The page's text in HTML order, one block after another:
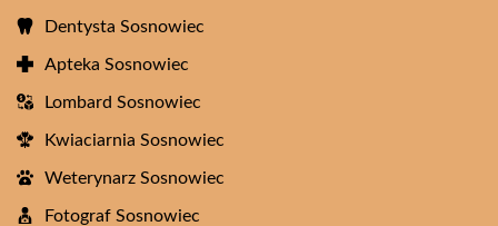
Dentysta Sosnowiec
Apteka Sosnowiec
Lombard Sosnowiec
Kwiaciarnia Sosnowiec
Weterynarz Sosnowiec
Fotograf Sosnowiec